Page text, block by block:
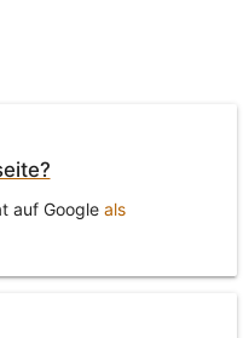
auf Google als